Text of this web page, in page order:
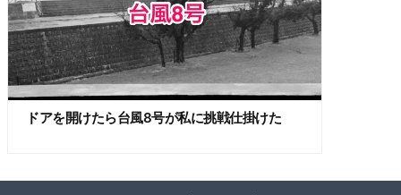
ドアを開けたら台風8号が私に挑戦仕掛けた